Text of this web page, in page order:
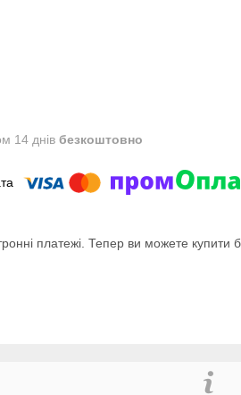
14 днів безкоштовно
платежі. Тепер ви можете купити